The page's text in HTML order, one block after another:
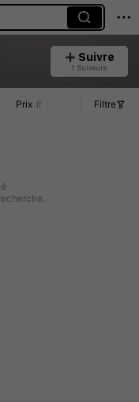
Suivre
1 Suiveurs
Prix Filtre